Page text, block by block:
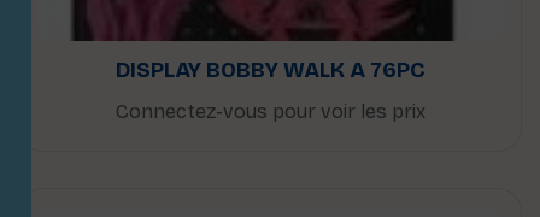
DISPLAY BOBBY WALK A 76PC
Connectez-vous pour voir les prix